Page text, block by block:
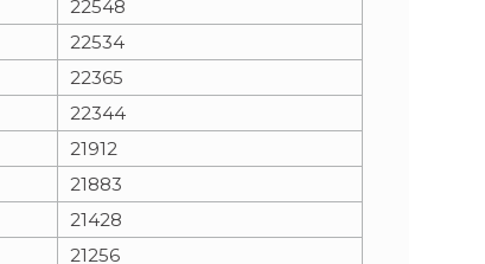
22548
22534
22365
22344
21912
21883
21428
21256